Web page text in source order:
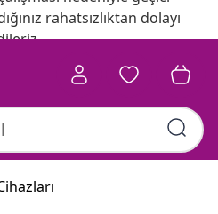
rahatsızlıktan dolayı